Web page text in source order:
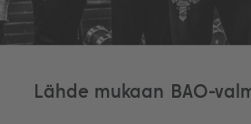
Lähde mukaan BAO-